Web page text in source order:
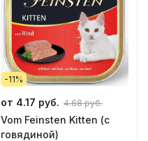
-11%
от 4.17 руб. 4.68 руб.
Vom Feinsten Kitten (с
говядиной)